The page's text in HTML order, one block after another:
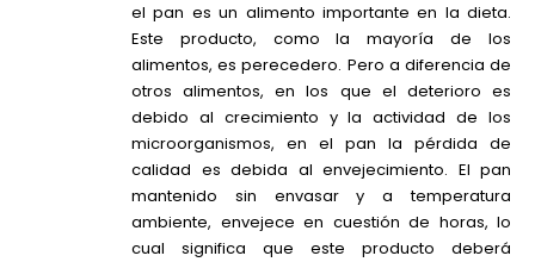
el pan es un alimento importante en la dieta.
Este producto, como la mayoría de los
alimentos, es perecedero. Pero a diferencia de
otros alimentos, en los que el deterioro es
debido al crecimiento y la actividad de los
microorganismos, en el pan la pérdida de
calidad es debida al envejecimiento. El pan
mantenido sin envasar y a temperatura
ambiente, envejece en cuestión de horas, lo
cual significa que este producto deberá